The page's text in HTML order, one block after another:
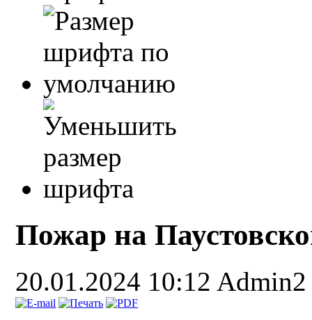
Пожар на
20.01.2024 10:12 Admin2